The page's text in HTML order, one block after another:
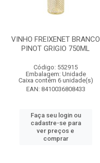
VINHO FREIXENET BRANCO
PINOT GRIGIO 750ML
Código: 552915
Embalagem: Unidade
Caixa contém 6 unidade(s)
EAN: 8410036808433
Faça seu login ou
cadastre-se para
ver preços e
comprar